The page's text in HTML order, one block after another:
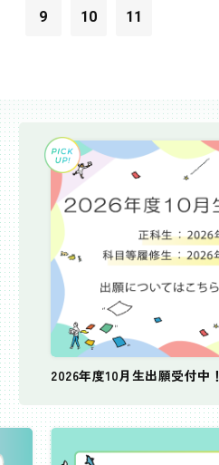
9 10 11
2026年度10月生出願受付中！